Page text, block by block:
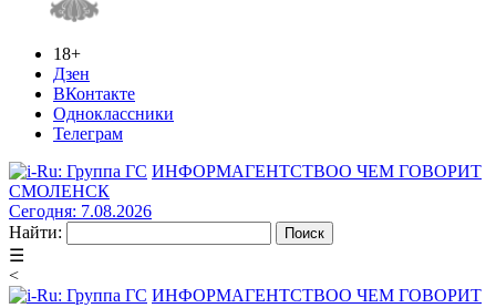
18+
Дзен
ВКонтакте
Одноклассники
Телеграм
ИНФОРМАГЕНТСТВОО ЧЕМ ГОВОРИТ
СМОЛЕНСК
Сегодня: 7.08.2026
Найти:
☰
<
ИНФОРМАГЕНТСТВОО ЧЕМ ГОВОРИТ